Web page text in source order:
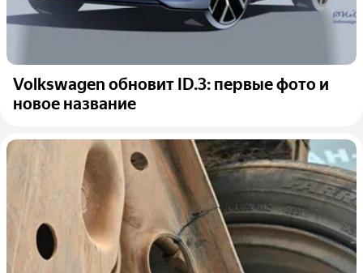
Volkswagen обновит ID.3: первые фото и
новое название